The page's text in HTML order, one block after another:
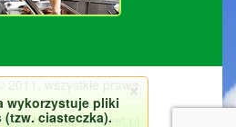
2011, wszystkie prawa
, hosting:prosnet.pl
wykorzystuje pliki
ciasteczka).